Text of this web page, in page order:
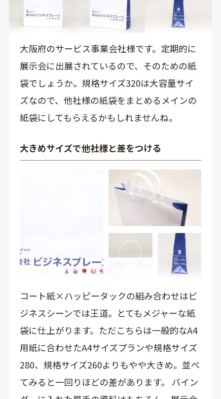
大阪府のサービス事業会社様です。定期的に
展示会に出展されているので、そのための紙
袋でしょうか。規格サイズ320は大容量サイ
ズなので、他社様の紙袋をまとめるメインの
紙袋にしてもらえるかもしれませんね。
大きめサイズで他社様と差をつける
コート紙×ハッピータックの組み合わせはビ
ジネスシーンでは王道。とてもメジャーな紙
袋に仕上がります。ただこちらは一般的なA4
用紙に合わせたA4サイズプランや規格サイズ
280、規格サイズ260よりもやや大きめ。並べ
てみると一回りほどの差があります。 バイン